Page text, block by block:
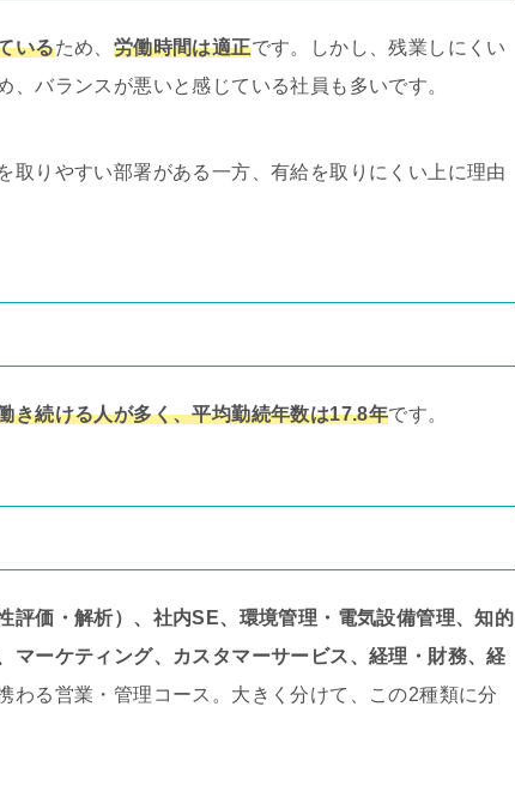
いるため、 労働時間は適正です。しかし、残業しにくい
バランスが悪いと感じている社員も多いです。
を取りやすい部署がある一方、有給を取りにくい上に理由
き続ける人が多く、平均勤続年数は17.8年です。
評価・解析）、社内SE、環境管理・電気設備管理、知的
マーケティング、カスタマーサービス、経理・財務、経
わる営業・管理コース。大きく分けて、この2種類に分